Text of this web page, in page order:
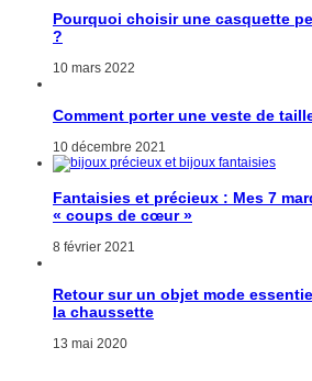
Pourquoi choisir une casquette
?
10 mars 2022
Comment porter une veste de
10 décembre 2021
Fantaisies et précieux : Mes 7
« coups de cœur »
8 février 2021
Retour sur un objet mode
la chaussette
13 mai 2020